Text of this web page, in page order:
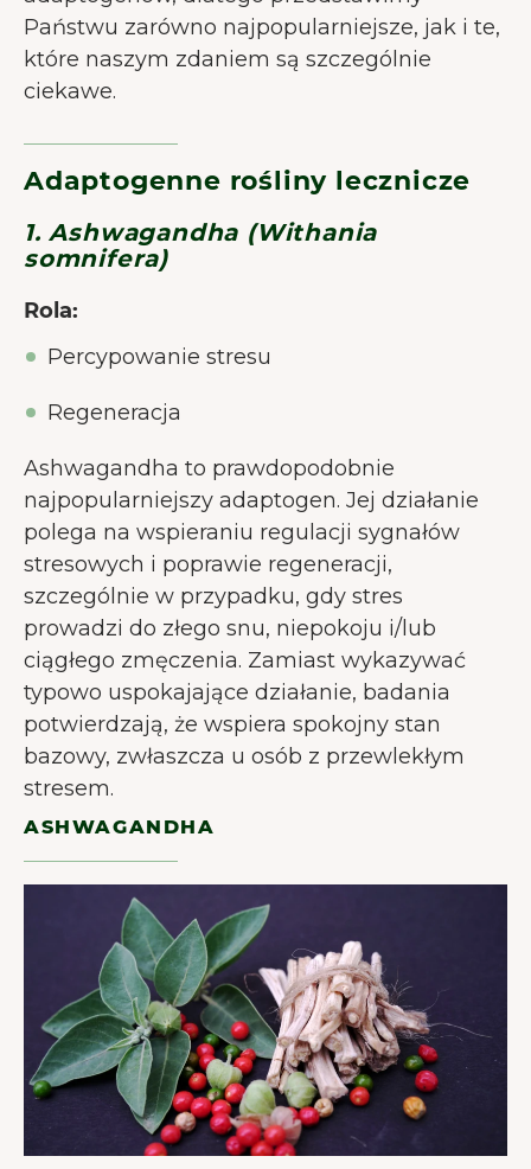
Państwu zarówno najpopularniejsze, jak i te,
które naszym zdaniem są szczególnie
ciekawe.
Adaptogenne rośliny lecznicze
1. Ashwagandha (Withania
somnifera)
Rola:
Percypowanie stresu
Regeneracja
Ashwagandha to prawdopodobnie
najpopularniejszy adaptogen. Jej działanie
polega na wspieraniu regulacji sygnałów
stresowych i poprawie regeneracji,
szczególnie w przypadku, gdy stres
prowadzi do złego snu, niepokoju i/lub
ciągłego zmęczenia. Zamiast wykazywać
typowo uspokajające działanie, badania
potwierdzają, że wspiera spokojny stan
bazowy, zwłaszcza u osób z przewlekłym
stresem.
ASHWAGANDHA